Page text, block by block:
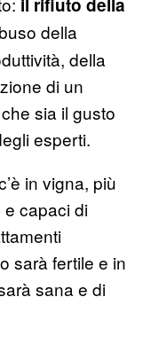
della
della
di un
sia il gusto
esperti.
in vigna, più
e capaci di
sarà fertile e in
sana e di